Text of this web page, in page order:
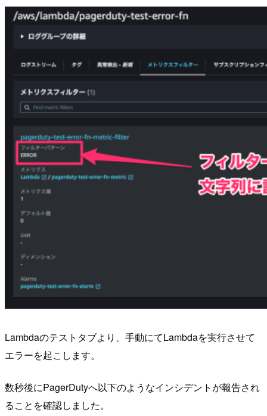
Lambdaのテストタブより、手動にてLambdaを実行させて
エラーを起こします。
数秒後にPagerDutyへ以下のようなインシデントが報告され
ることを確認しました。